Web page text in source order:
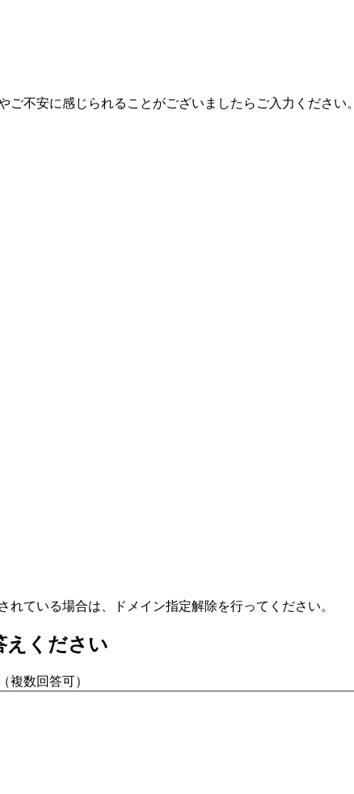
不安に感じられることがございましたらご入力ください。
ている場合は、ドメイン指定解除を行ってください。
えください
複数回答可）